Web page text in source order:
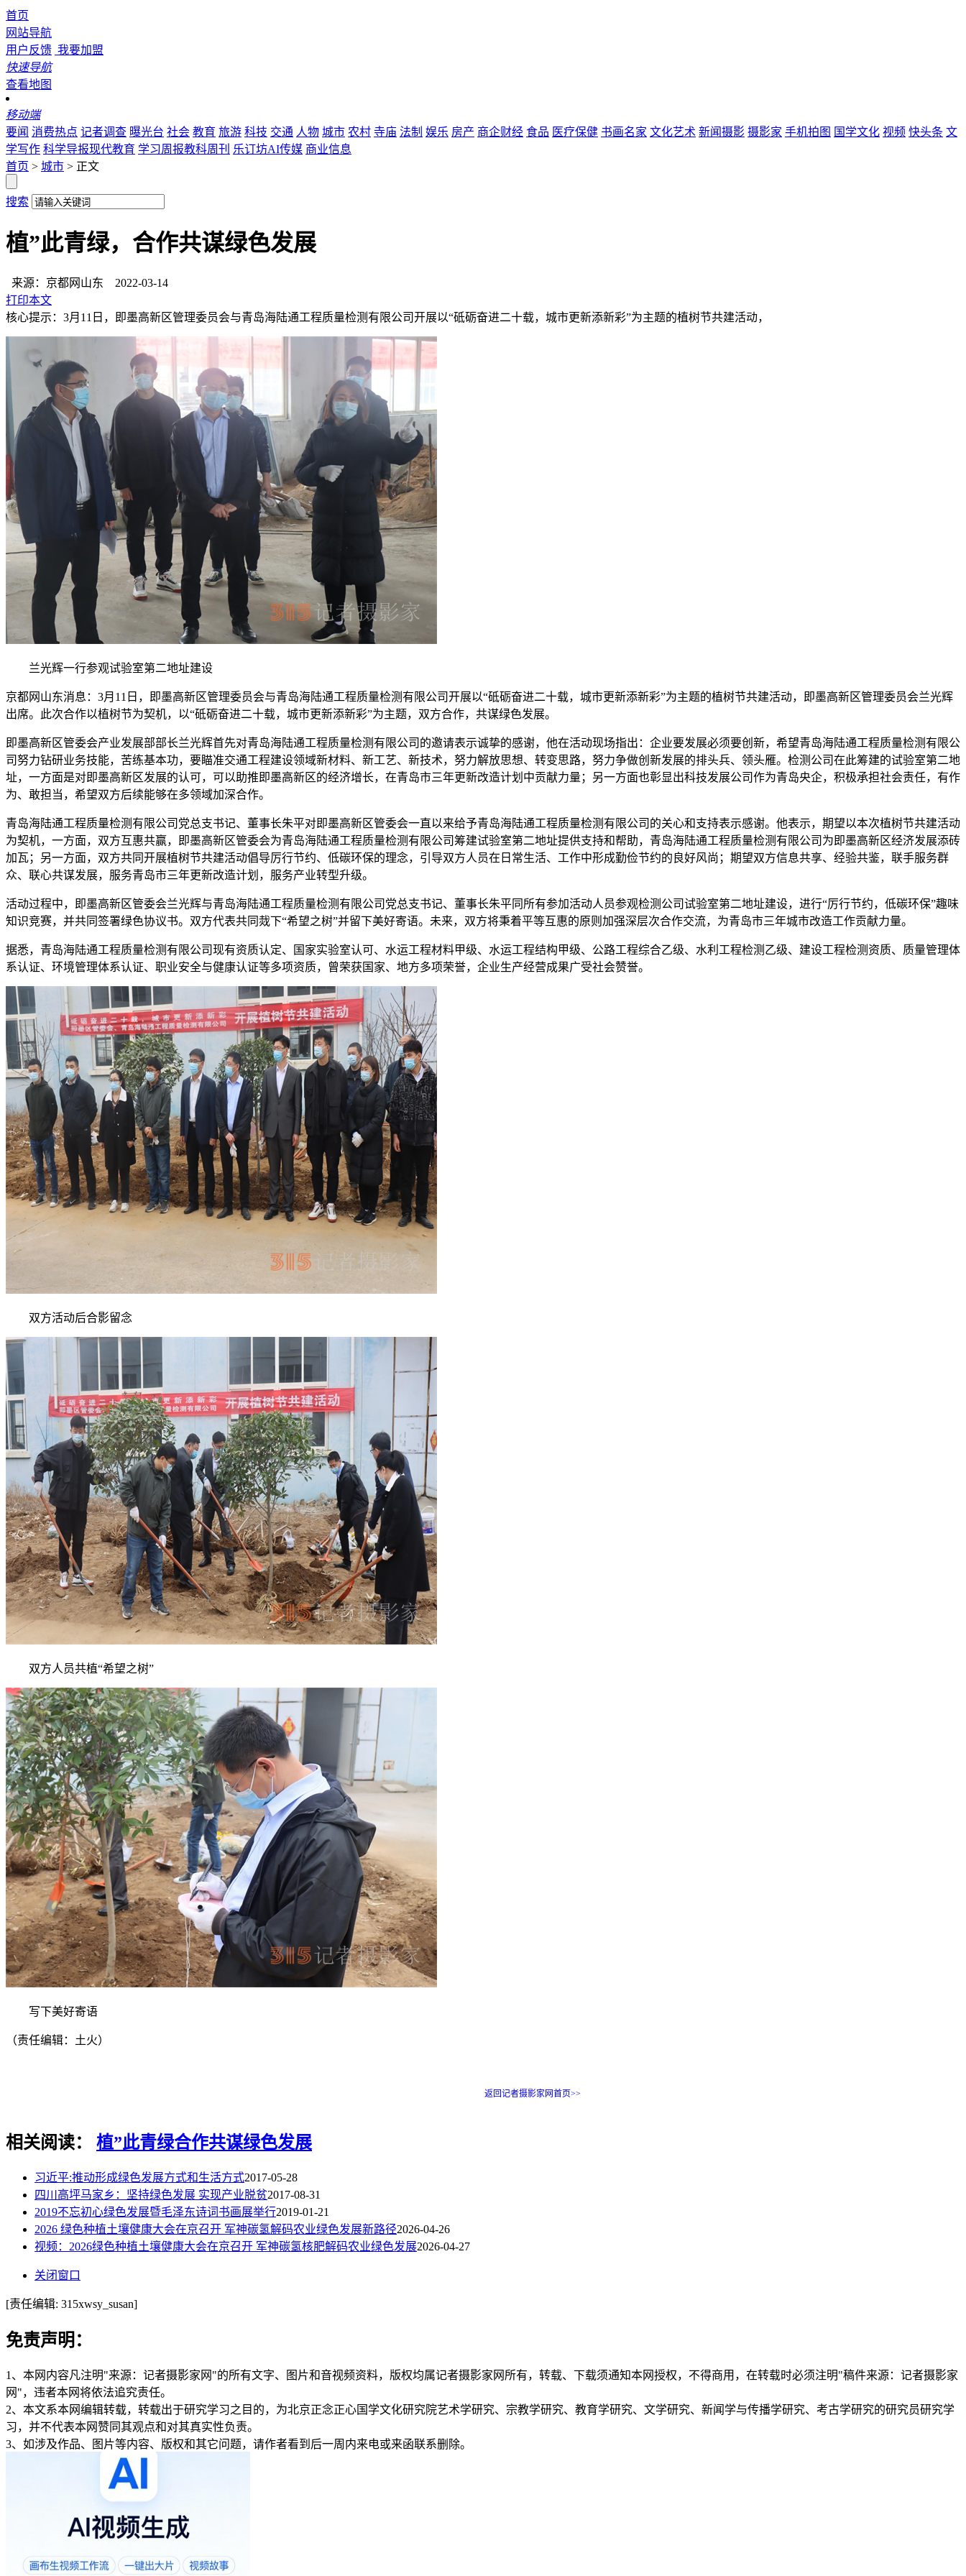
首页
网站导航
用户反馈 我要加盟
快速导航
查看地图
移动端
要闻 消费热点 记者调查 曝光台 社会 教育 旅游 科技 交通 人物 城市 农村 寺庙 法制 娱乐 房产 商企财经 食品 医疗保健 书画名家 文化艺术 新闻摄影 摄影家 手机拍图 国学文化 视频 快头条 文
学写作 科学导报现代教育 学习周报教科周刊 乐订坊AI传媒 商业信息
首页 > 城市 > 正文
搜索
植”此青绿，合作共谋绿色发展
来源：京都网山东
2022-03-14
打印本文
核心提示：3月11日，即墨高新区管理委员会与青岛海陆通工程质量检测有限公司开展以“砥砺奋进二十载，城市更新添新彩”为主题的植树节共建活动，
兰光辉一行参观试验室第二地址建设
京都网山东消息：3月11日，即墨高新区管理委员会与青岛海陆通工程质量检测有限公司开展以“砥砺奋进二十载，城市更新添新彩”为主题的植树节共建活动，即墨高新区管理委员会兰光辉
出席。此次合作以植树节为契机，以“砥砺奋进二十载，城市更新添新彩”为主题，双方合作，共谋绿色发展。
即墨高新区管委会产业发展部部长兰光辉首先对青岛海陆通工程质量检测有限公司的邀请表示诚挚的感谢，他在活动现场指出：企业要发展必须要创新，希望青岛海陆通工程质量检测有限公
司努力钻研业务技能，苦练基本功，要瞄准交通工程建设领域新材料、新工艺、新技术，努力解放思想、转变思路，努力争做创新发展的排头兵、领头雁。检测公司在此筹建的试验室第二地
址，一方面是对即墨高新区发展的认可，可以助推即墨高新区的经济增长，在青岛市三年更新改造计划中贡献力量；另一方面也彰显出科技发展公司作为青岛央企，积极承担社会责任，有作
为、敢担当，希望双方后续能够在多领域加深合作。
青岛海陆通工程质量检测有限公司党总支书记、董事长朱平对即墨高新区管委会一直以来给予青岛海陆通工程质量检测有限公司的关心和支持表示感谢。他表示，期望以本次植树节共建活动
为契机，一方面，双方互惠共赢，即墨高新区管委会为青岛海陆通工程质量检测有限公司筹建试验室第二地址提供支持和帮助，青岛海陆通工程质量检测有限公司为即墨高新区经济发展添砖
加瓦；另一方面，双方共同开展植树节共建活动倡导厉行节约、低碳环保的理念，引导双方人员在日常生活、工作中形成勤俭节约的良好风尚；期望双方信息共享、经验共鉴，联手服务群
众、联心共谋发展，服务青岛市三年更新改造计划，服务产业转型升级。
活动过程中，即墨高新区管委会兰光辉与青岛海陆通工程质量检测有限公司党总支书记、董事长朱平同所有参加活动人员参观检测公司试验室第二地址建设，进行“厉行节约，低碳环保”趣味
知识竞赛，并共同签署绿色协议书。双方代表共同烖下“希望之树”并留下美好寄语。未来，双方将秉着平等互惠的原则加强深层次合作交流，为青岛市三年城市改造工作贡献力量。
据悉，青岛海陆通工程质量检测有限公司现有资质认定、国家实验室认可、水运工程材料甲级、水运工程结构甲级、公路工程综合乙级、水利工程检测乙级、建设工程检测资质、质量管理体
系认证、环境管理体系认证、职业安全与健康认证等多项资质，曾荣获国家、地方多项荣誉，企业生产经营成果广受社会赞誉。
双方活动后合影留念
双方人员共植“希望之树”
写下美好寄语
（责任编辑：土火）
返回记者摄影家网首页>>
相关阅读： 植”此青绿合作共谋绿色发展
习近平:推动形成绿色发展方式和生活方式2017-05-28
四川高坪马家乡：坚持绿色发展 实现产业脱贫2017-08-31
2019不忘初心绿色发展暨毛泽东诗词书画展举行2019-01-21
2026 绿色种植土壤健康大会在京召开 军神碳氢解码农业绿色发展新路径2026-04-26
视频：2026绿色种植土壤健康大会在京召开 军神碳氢核肥解码农业绿色发展2026-04-27
关闭窗口
[责任编辑: 315xwsy_susan]
免责声明：
1、本网内容凡注明"来源：记者摄影家网"的所有文字、图片和音视频资料，版权均属记者摄影家网所有，转载、下载须通知本网授权，不得商用，在转载时必须注明"稿件来源：记者摄影家
网"，违者本网将依法追究责任。
2、本文系本网编辑转载，转载出于研究学习之目的，为北京正念正心国学文化研究院艺术学研究、宗教学研究、教育学研究、文学研究、新闻学与传播学研究、考古学研究的研究员研究学
习，并不代表本网赞同其观点和对其真实性负责。
3、如涉及作品、图片等内容、版权和其它问题，请作者看到后一周内来电或来函联系删除。